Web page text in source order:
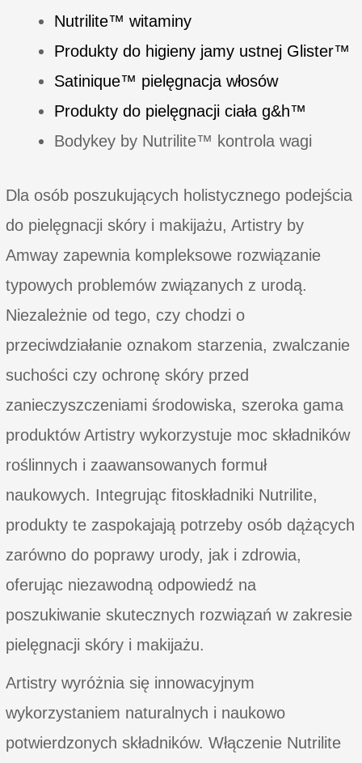
Nutrilite™ witaminy
Produkty do higieny jamy ustnej Glister™
Satinique™ pielęgnacja włosów
Produkty do pielęgnacji ciała g&h™
Bodykey by Nutrilite™ kontrola wagi
Dla osób poszukujących holistycznego podejścia
do pielęgnacji skóry i makijażu, Artistry by
Amway zapewnia kompleksowe rozwiązanie
typowych problemów związanych z urodą.
Niezależnie od tego, czy chodzi o
przeciwdziałanie oznakom starzenia, zwalczanie
suchości czy ochronę skóry przed
zanieczyszczeniami środowiska, szeroka gama
produktów Artistry wykorzystuje moc składników
roślinnych i zaawansowanych formuł
naukowych. Integrując fitoskładniki Nutrilite,
produkty te zaspokajają potrzeby osób dążących
zarówno do poprawy urody, jak i zdrowia,
oferując niezawodną odpowiedź na
poszukiwanie skutecznych rozwiązań w zakresie
pielęgnacji skóry i makijażu.
Artistry wyróżnia się innowacyjnym
wykorzystaniem naturalnych i naukowo
potwierdzonych składników. Włączenie Nutrilite